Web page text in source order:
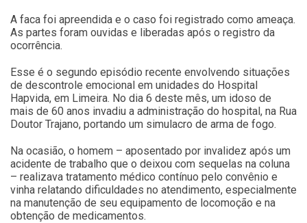
A faca foi apreendida e o caso foi registrado como ameaça.
As partes foram ouvidas e liberadas após o registro da
ocorrência.
Esse é o segundo episódio recente envolvendo situações
de descontrole emocional em unidades do Hospital
Hapvida, em Limeira. No dia 6 deste mês, um idoso de
mais de 60 anos invadiu a administração do hospital, na Rua
Doutor Trajano, portando um simulacro de arma de fogo.
Na ocasião, o homem – aposentado por invalidez após um
acidente de trabalho que o deixou com sequelas na coluna
– realizava tratamento médico contínuo pelo convênio e
vinha relatando dificuldades no atendimento, especialmente
na manutenção de seu equipamento de locomoção e na
obtenção de medicamentos.